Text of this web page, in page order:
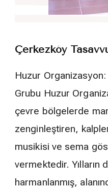
Çerkezköy
Huzur
Grubu Huzur
çevre bölgelerde
zenginleştiren,
musikisi ve sema
vermektedir. Yılların
harmanlanmış,